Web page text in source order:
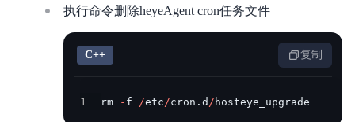
执行命令删除heyeAgent cron任务文件
C++ 复制
1 rm - f /etc /cron . d / hosteye_upgrade